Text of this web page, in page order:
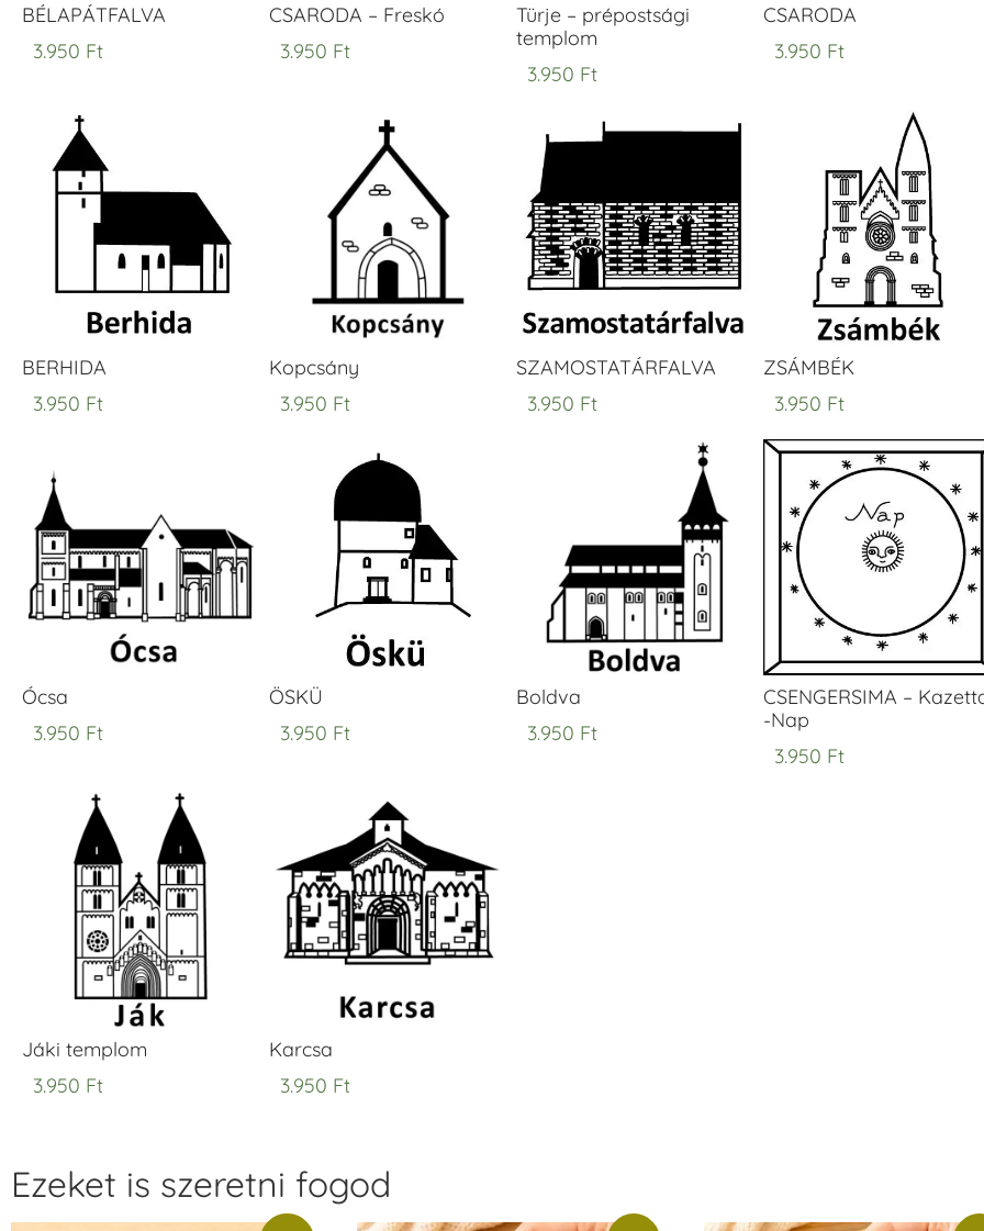
BÉLAPÁTFALVA
3.950 Ft
CSARODA – Freskó
3.950 Ft
Türje – prépostsági
templom
3.950 Ft
CSARODA
3.950 Ft
BERHIDA
3.950 Ft
Kopcsány
3.950 Ft
SZAMOSTATÁRFALVA
3.950 Ft
ZSÁMBÉK
3.950 Ft
Ócsa
3.950 Ft
ÖSKÜ
3.950 Ft
Boldva
3.950 Ft
CSENGERSIMA –
-Nap
3.950 Ft
Jáki templom
3.950 Ft
Karcsa
3.950 Ft
Ezeket is szeretni fogod